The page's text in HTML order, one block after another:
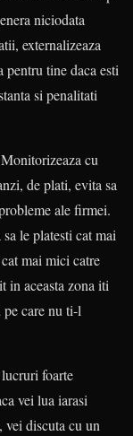
niciodata
externalizeaza
pentru tine daca esti
si penalitati
cu
de plati, evita sa
ale firmei.
le platesti cat mai
mai mici catre
in aceasta zona iti
care nu ti-l
foarte
vei lua iarasi
vei discuta cu un